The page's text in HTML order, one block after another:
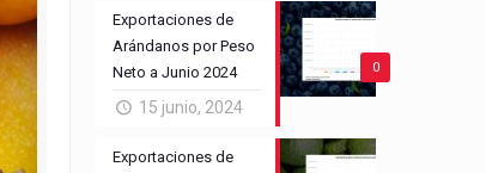
0
Exportaciones de
Arándanos por Peso
Neto a Junio 2024
15 junio, 2024
Exportaciones de